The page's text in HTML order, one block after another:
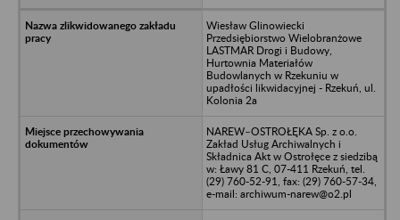
Wiesław Glinowiecki
Przedsiębiorstwo Wielobranżowe
LASTMAR Drogi i Budowy,
Hurtownia Materiałów
Budowlanych w Rzekuniu w
upadłości likwidacyjnej - Rzekuń, ul.
Kolonia 2a
NAREW–OSTROŁĘKA Sp. z o.o.
Zakład Usług Archiwalnych i
Składnica Akt w Ostrołęce z siedzibą
w: Ławy 81 C, 07-411 Rzekuń, tel.
(29) 760-52-91, fax: (29) 760-57-34,
e-mail: archiwum-narew@o2.pl